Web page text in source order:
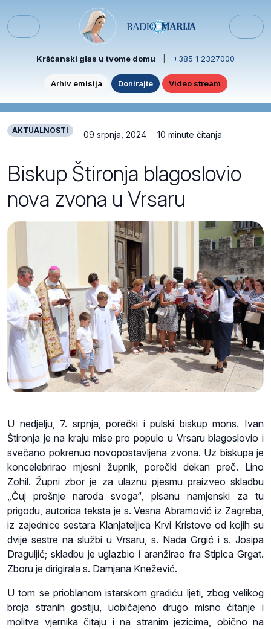
Menu
Kršćanski glas u tvome domu +385 1 2327000
Arhiv emisija Donirajte Video stream
AKTUALNOSTI 09 srpnja, 2024 10 minute čitanja
Biskup Štironja blagoslovio
nova zvona u Vrsaru
U nedjelju, 7. srpnja, porečki i pulski biskup mons. Ivan
Štironja je na kraju mise pro populo u Vrsaru blagoslovio i
svečano pokrenuo novopostavljena zvona. Uz biskupa je
koncelebrirao mjesni župnik, porečki dekan preč. Lino
Zohil. Župni zbor je za ulaznu pjesmu praizveo skladbu
„Čuj prošnje naroda svoga“, pisanu namjenski za tu
prigodu, autorica teksta je s. Vesna Abramović iz Zagreba,
iz zajednice sestara Klanjateljica Krvi Kristove od kojih su
dvije sestre na službi u Vrsaru, s. Nada Grgić i s. Josipa
Draguljić; skladbu je uglazbio i aranžirao fra Stipica Grgat.
Zboru je dirigirala s. Damjana Knežević.
U tom se prioblanom istarskom gradiću ljeti, zbog velikog
broja stranih gostiju, uobičajeno drugo misno čitanje i
molitva vjernika čitaju i na stranim jezicima, obično na